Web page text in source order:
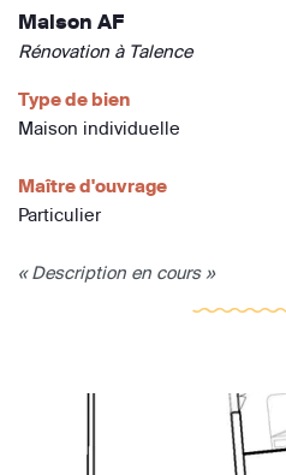
Maison AF
Rénovation à Talence
Type de bien
Maison individuelle
Maître d'ouvrage
Particulier
« Description en cours »